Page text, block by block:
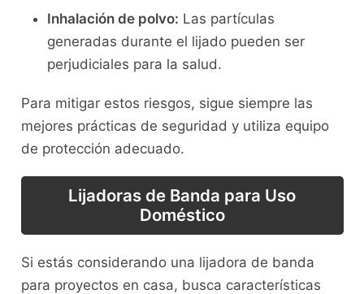
Inhalación de polvo: Las partículas
generadas durante el lijado pueden ser
perjudiciales para la salud.
Para mitigar estos riesgos, sigue siempre las
mejores prácticas de seguridad y utiliza equipo
de protección adecuado.
Lijadoras de Banda para Uso
Doméstico
Si estás considerando una lijadora de banda
para proyectos en casa, busca características